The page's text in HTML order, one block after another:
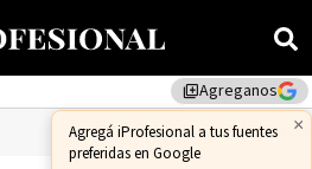
library_addAgreganos
×
Agregá iProfesional a tus fuentes
preferidas en Google
DÓLAR CCL-1.25%$1,556.14